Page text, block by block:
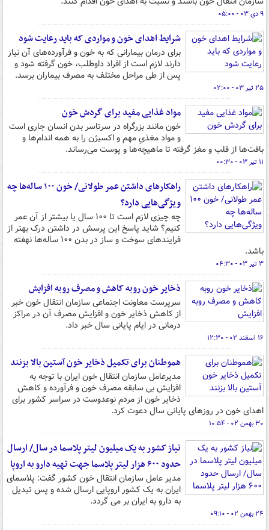
۹ دی ۰۳ - ۰۵:۰۰
شرایط اهدای خون و مواردی که باید رعایت شود
برای درمان بیمارانی که به خون و فرآورده‌های آن نیاز
دارند لازم است از افراد داوطلب، خون گرفته شود و
پس از طی مراحل مختلف به مصرف بیماران برسد.
۲۵ تیر ۰۳ - ۰۲:۰۰
مواد غذایی مفید برای گردش خون
خون مانند بزرگراه در سرتاسر بدن انسان جاری است
و مواد مغذیِ مهم و اکسیژن را به همه اندام‌ها و
بافت‌ها از قلب و مغز گرفته تا ماهیچه‌ها و پوست می‌رساند.
۱۱ تیر ۰۳ - ۰۰:۳۰
راهکارهای داشتن عمر طولانی/ خون ۱۰۰ ساله‌ها چه
ویژگی‌هایی دارد؟
چه چیزی لازم است تا ۱۰۰ سال یا بیشتر از آن عمر
کنیم؟ شاید پاسخ این پرسش در داشتن درک بهتر از
فرایندهای سوخت و ساز در بدن ۱۰۰ ساله‌ها نهفته
باشد.
۳ تیر ۰۳ - ۰۴:۳۰
ذخایر خون روبه کاهش و مصرف روبه افزایش
سرپرست معاونت اجتماعی سازمان انتقال خون خبر
از کاهش ذخایر خون و افزایش مصرف آن در مراکز
درمانی در ایام پایانی سال خبر داد.
۱۶ اسفند ۰۲ - ۱۲:۳۰
هموطنان برای تکمیل ذخایر خون آستین بالا بزنند
مدیرعامل سازمان انتقال خون ایران با توجه به
افزایش بی سابقه مصرف خون و فرآورده و کاهش
ذخایر خون از مردم نوعدوست در سراسر کشور برای
اهدای خون در روزهای پایانی سال دعوت کرد.
۳۰ بهمن ۰۲ - ۱۰:۵۴
نیاز کشور به یک میلیون لیتر پلاسما در سال/ ارسال
حدود ۶۰۰ هزار لیتر پلاسما جهت تهیه دارو به اروپا
مدیر عامل سازمان انتقال خون کشور گفت: پلاسمای
ایران به یک کشور اروپایی ارسال شده و پس تبدیل
به دارو به ایران بر می گردد.
۲۴ بهمن ۰۲ - ۰۹:۱۰